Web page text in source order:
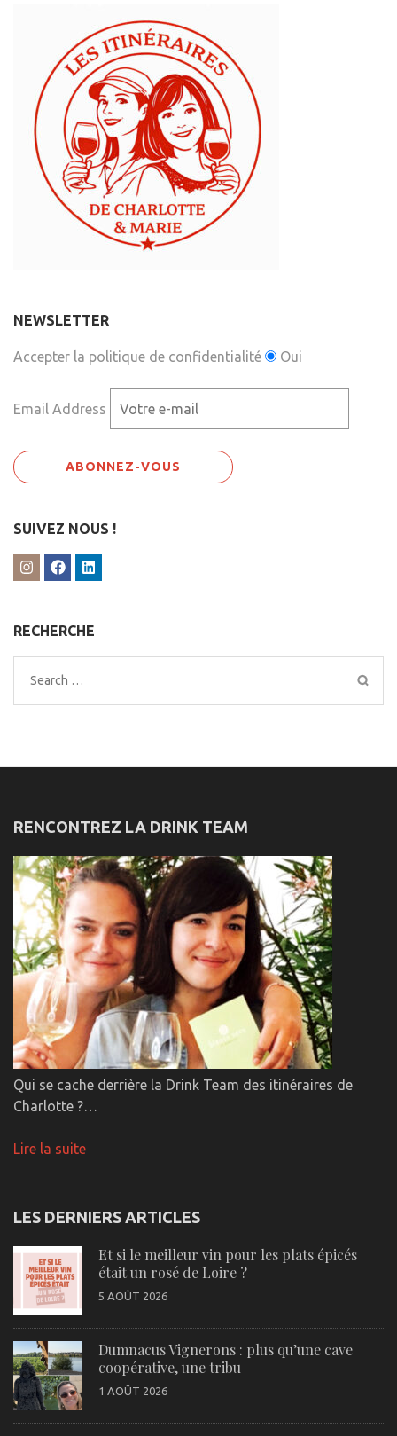
NEWSLETTER
Accepter la politique de confidentialité Oui
Email Address
SUIVEZ NOUS !
RECHERCHE
Search
for:
RENCONTREZ LA DRINK TEAM
Qui se cache derrière la Drink Team des itinéraires de
Charlotte ?…
Lire la suite
LES DERNIERS ARTICLES
Et si le meilleur vin pour les plats épicés
était un rosé de Loire ?
5 AOÛT 2026
Dumnacus Vignerons : plus qu’une cave
coopérative, une tribu
1 AOÛT 2026